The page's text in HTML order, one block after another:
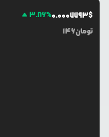
3.86%0.0007793$
146تومان